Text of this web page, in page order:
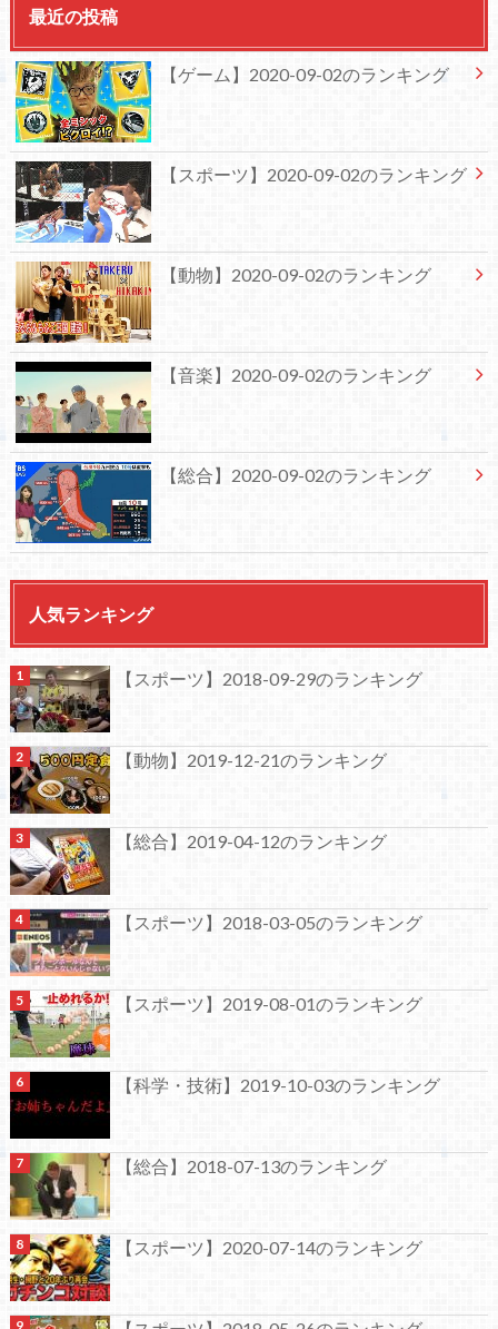
最近の投稿
【ゲーム】2020-09-02のランキング
【スポーツ】2020-09-02のランキング
【動物】2020-09-02のランキング
【音楽】2020-09-02のランキング
【総合】2020-09-02のランキング
人気ランキング
【スポーツ】2018-09-29のランキング
【動物】2019-12-21のランキング
【総合】2019-04-12のランキング
【スポーツ】2018-03-05のランキング
【スポーツ】2019-08-01のランキング
【科学・技術】2019-10-03のランキング
【総合】2018-07-13のランキング
【スポーツ】2020-07-14のランキング